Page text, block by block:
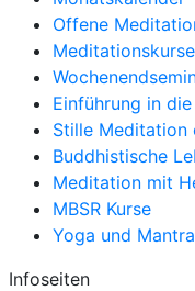
Offene
Einführung in
Stille Meditation
Buddhistische
Meditation mit
MBSR Kurse
Yoga und
Infoseiten